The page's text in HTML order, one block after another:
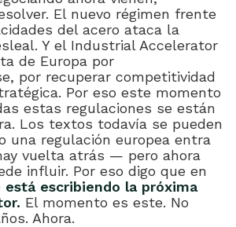
El nuevo régimen frente
del acero ataca la
Y el Industrial Accelerator
de Europa por
por recuperar competitividad
Por eso este momento
estas regulaciones se están
Los textos todavía se pueden
una regulación europea entra
vuelta atrás — pero ahora
influir. Por eso digo que en
está escribiendo la próxima
El momento es este. No
Ahora.